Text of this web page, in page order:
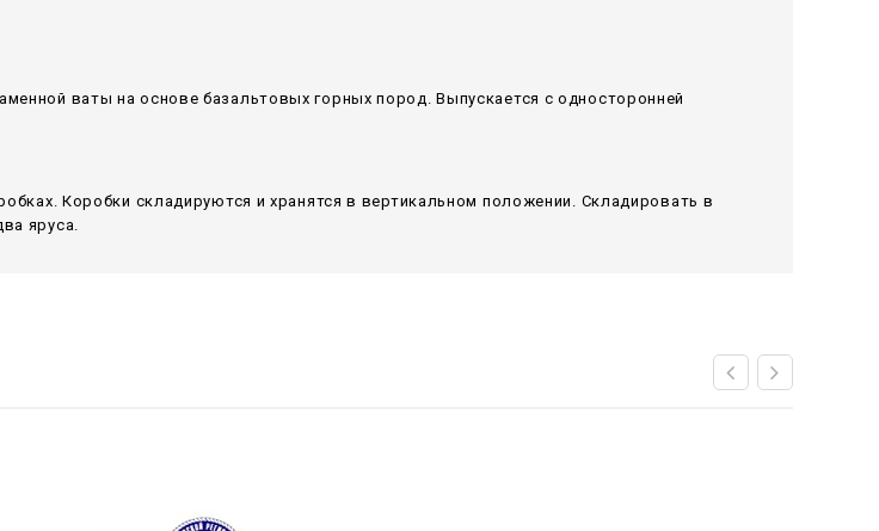
ваты на основе базальтовых горных пород. Выпускается с односторонней
Коробки складируются и хранятся в вертикальном положении. Складировать в
яруса.